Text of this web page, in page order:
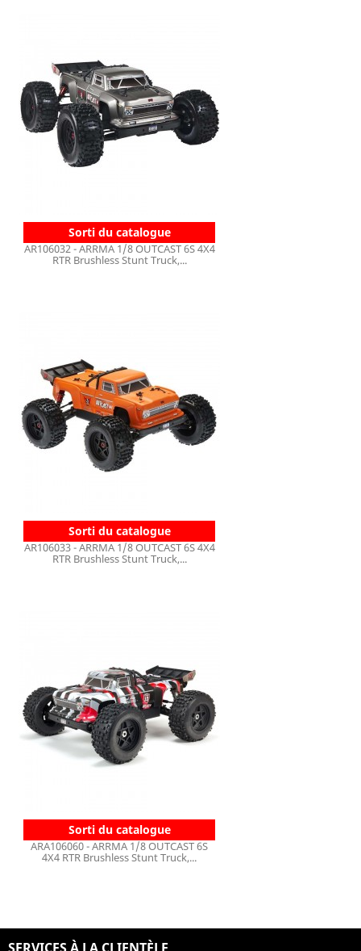
Sorti du catalogue
AR106032 - ARRMA 1/8 OUTCAST 6S 4X4
RTR Brushless Stunt Truck,...
Sorti du catalogue
AR106033 - ARRMA 1/8 OUTCAST 6S 4X4
RTR Brushless Stunt Truck,...
Sorti du catalogue
ARA106060 - ARRMA 1/8 OUTCAST 6S
4X4 RTR Brushless Stunt Truck,...